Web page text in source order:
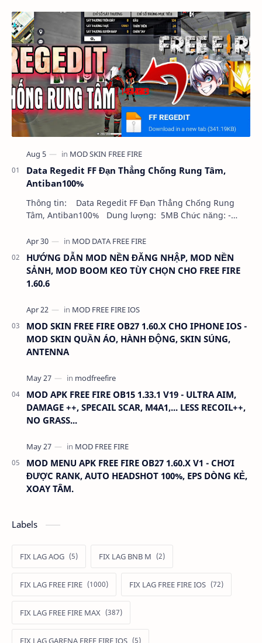
Data Regedit FF Đạn Thẳng Chống Rung Tâm,
Antiban100%
Thông tin: Data Regedit FF Đạn Thẳng Chống Rung
Tâm, Antiban100% Dung lượng: 5MB Chức năng: -
HƯỚNG DẪN MOD NỀN ĐĂNG NHẬP, MOD NỀN
SẢNH, MOD BOOM KEO TÙY CHỌN CHO FREE FIRE
1.60.6
MOD SKIN FREE FIRE OB27 1.60.X CHO IPHONE IOS -
MOD SKIN QUẦN ÁO, HÀNH ĐỘNG, SKIN SÚNG,
ANTENNA
MOD APK FREE FIRE OB15 1.33.1 V19 - ULTRA AIM,
DAMAGE ++, SPECAIL SCAR, M4A1,... LESS RECOIL++,
NO GRASS...
MOD MENU APK FREE FIRE OB27 1.60.X V1 - CHƠI
ĐƯỢC RANK, AUTO HEADSHOT 100%, EPS DÒNG KẺ,
XOAY TÂM.
Labels
FIX LAG AOG FIX LAG BNB M
FIX LAG FREE FIRE FIX LAG FREE FIRE IOS
FIX LAG FREE FIRE MAX
FIX LAG GARENA FREE FIRE IOS